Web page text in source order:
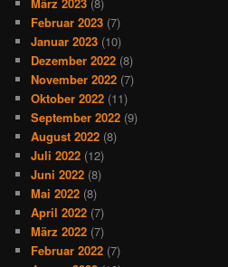
Februar 2023 (7)
Januar 2023 (10)
Dezember 2022 (8)
November 2022 (7)
Oktober 2022 (11)
September 2022 (9)
August 2022 (8)
Juli 2022 (12)
Juni 2022 (8)
Mai 2022 (8)
April 2022 (7)
März 2022 (7)
Februar 2022 (7)